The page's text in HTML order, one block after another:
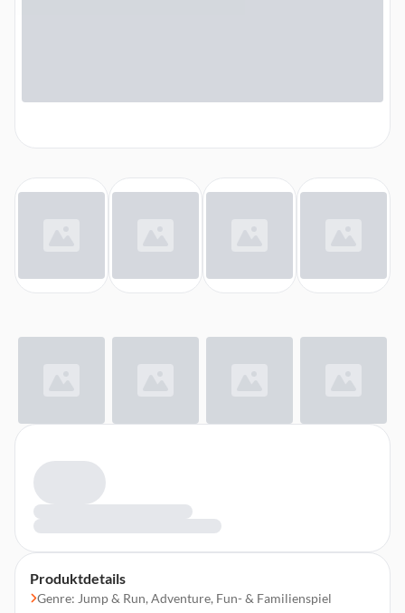
Produktdetails
Genre: Jump & Run, Adventure, Fun- & Familienspiel